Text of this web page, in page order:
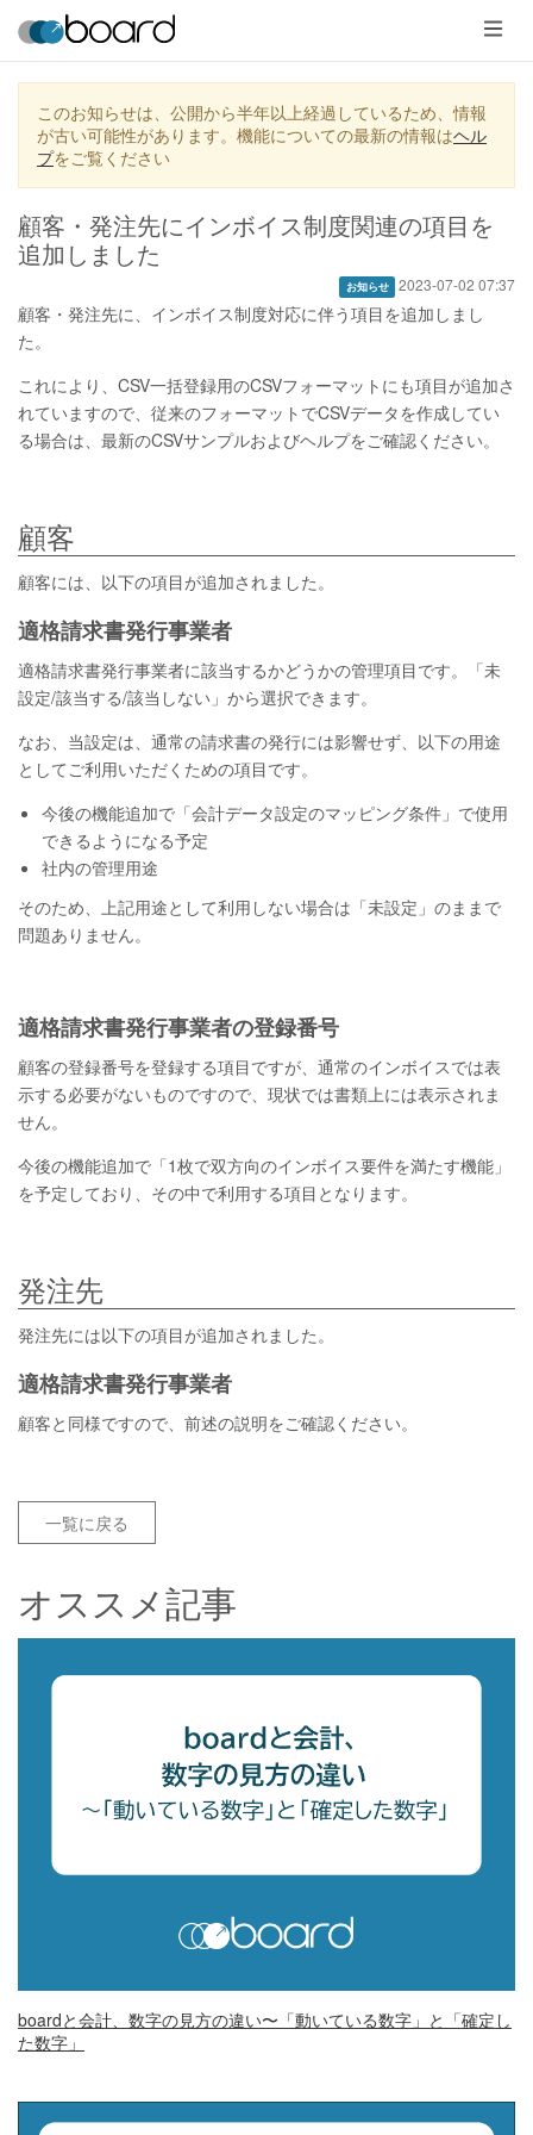
メ
ニ
ュ
ー
このお知らせは、公開から半年以上経過しているため、情報
が古い可能性があります。機能についての最新の情報はヘル
プをご覧ください
顧客・発注先にインボイス制度関連の項目を
追加しました
お知らせ 2023-07-02 07:37
顧客・発注先に、インボイス制度対応に伴う項目を追加しまし
た。
これにより、CSV一括登録用のCSVフォーマットにも項目が追加さ
れていますので、従来のフォーマットでCSVデータを作成してい
る場合は、最新のCSVサンプルおよびヘルプをご確認ください。
顧客
顧客には、以下の項目が追加されました。
適格請求書発行事業者
適格請求書発行事業者に該当するかどうかの管理項目です。「未
設定/該当する/該当しない」から選択できます。
なお、当設定は、通常の請求書の発行には影響せず、以下の用途
としてご利用いただくための項目です。
今後の機能追加で「会計データ設定のマッピング条件」で使用
できるようになる予定
社内の管理用途
そのため、上記用途として利用しない場合は「未設定」のままで
問題ありません。
適格請求書発行事業者の登録番号
顧客の登録番号を登録する項目ですが、通常のインボイスでは表
示する必要がないものですので、現状では書類上には表示されま
せん。
今後の機能追加で「1枚で双方向のインボイス要件を満たす機能」
を予定しており、その中で利用する項目となります。
発注先
発注先には以下の項目が追加されました。
適格請求書発行事業者
顧客と同様ですので、前述の説明をご確認ください。
一覧に戻る
オススメ記事
boardと会計、数字の見方の違い〜「動いている数字」と「確定し
た数字」